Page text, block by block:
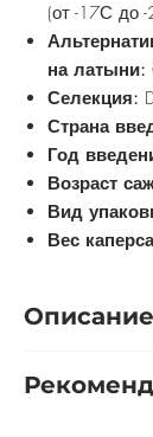
(от -17С до
на латыни:
Селекция:
Страна
Год
Возраст
Вид
Вес
Описание
сильного,